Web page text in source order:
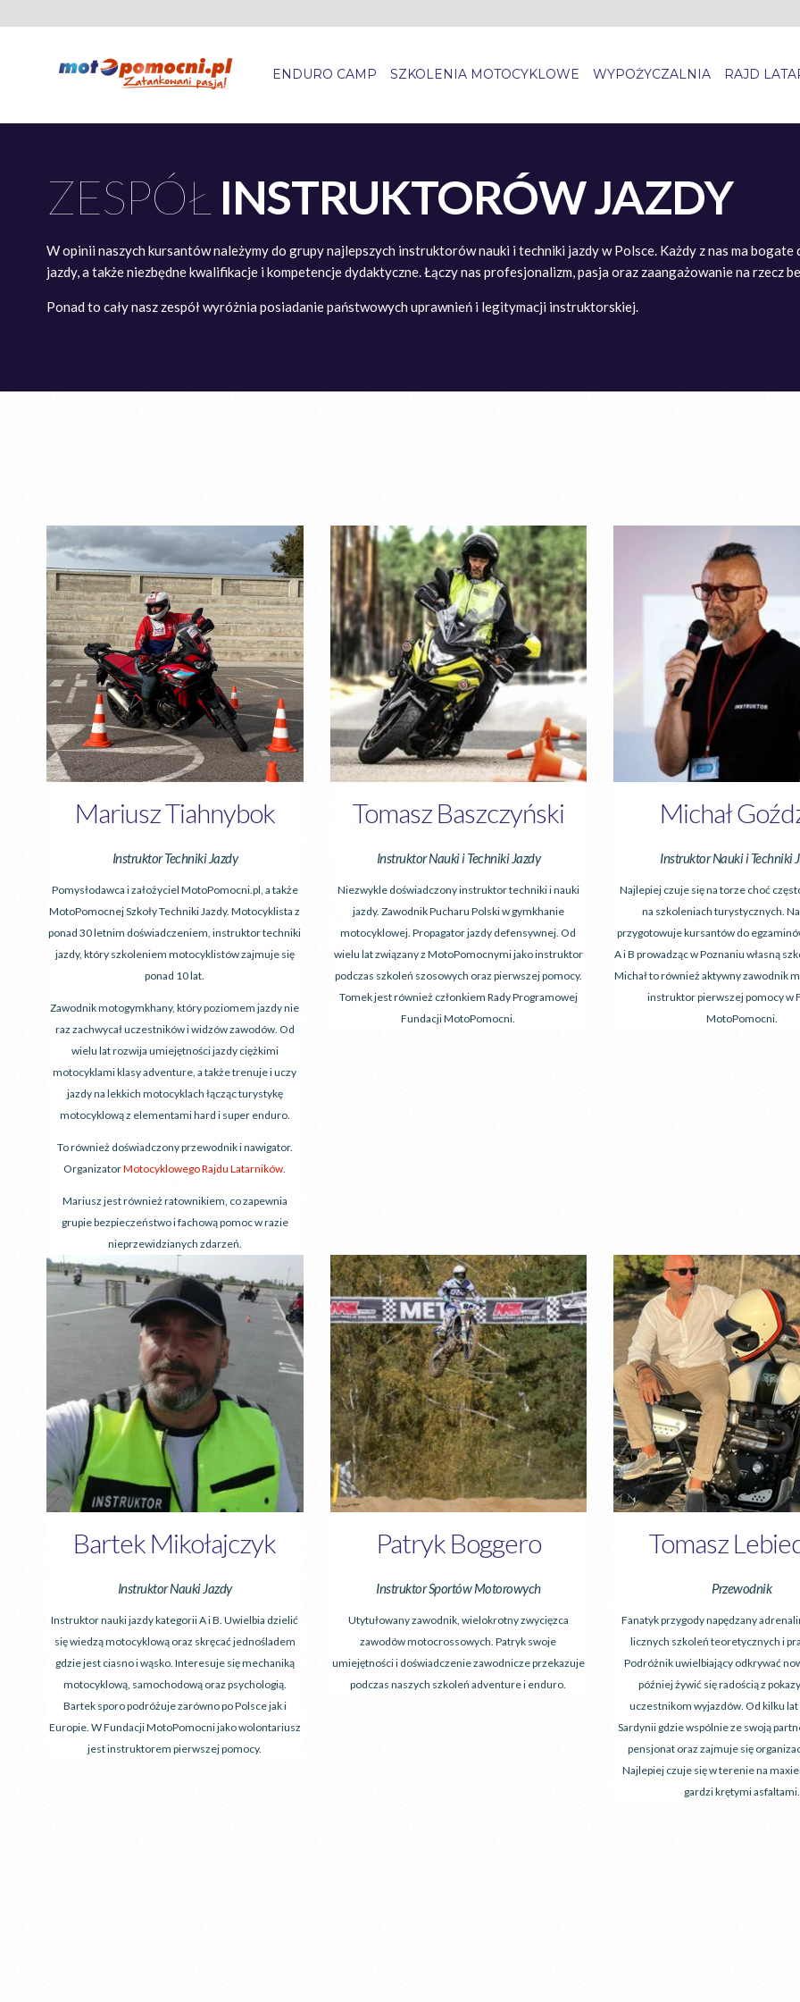
ENDURO CAMP SZKOLENIA MOTOCYKLOWE WYPOŻYCZALNIA RAJD
ZESPÓŁ INSTRUKTORÓW JAZDY
W opinii naszych kursantów należymy do grupy najlepszych instruktorów nauki i techniki jazdy w Polsce. Każdy z nas ma
jazdy, a także niezbędne kwalifikacje i kompetencje dydaktyczne. Łączy nas profesjonalizm, pasja oraz zaangażowanie na rzecz
Ponad to cały nasz zespół wyróżnia posiadanie państwowych uprawnień i legitymacji instruktorskiej.
Mariusz Tiahnybok
Instruktor Techniki Jazdy
Pomysłodawca i założyciel MotoPomocni.pl, a także
MotoPomocnej Szkoły Techniki Jazdy. Motocyklista z
ponad 30 letnim doświadczeniem, instruktor techniki
jazdy, który szkoleniem motocyklistów zajmuje się
ponad 10 lat.
Zawodnik motogymkhany, który poziomem jazdy nie
raz zachwycał uczestników i widzów zawodów. Od
wielu lat rozwija umiejętności jazdy ciężkimi
motocyklami klasy adventure, a także trenuje i uczy
jazdy na lekkich motocyklach łącząc turystykę
motocyklową z elementami hard i super enduro.
To również doświadczony przewodnik i nawigator.
OrganizatorMotocyklowego Rajdu Latarników.
Mariusz jest również ratownikiem, co zapewnia
grupie bezpieczeństwo i fachową pomoc w razie
nieprzewidzianych zdarzeń.
Tomasz Baszczyński
Instruktor Nauki i Techniki Jazdy
Niezwykle doświadczony instruktor techniki i nauki
jazdy. Zawodnik Pucharu Polski w gymkhanie
motocyklowej. Propagator jazdy defensywnej. Od
wielu lat związany z MotoPomocnymi jako instruktor
podczas szkoleń szosowych oraz pierwszej pomocy.
Tomek jest również członkiem Rady Programowej
Fundacji MotoPomocni.
Michał
Instruktor Nauki i Techniki
Najlepiej czuje się na torze choć
na szkoleniach turystycznych.
przygotowuje kursantów do
A i B prowadząc w Poznaniu własną
Michał to również aktywny zawodnik
instruktor pierwszej pomocy w
MotoPomocni.
Bartek Mikołajczyk
Instruktor Nauki Jazdy
Instruktor nauki jazdy kategorii A i B. Uwielbia dzielić
się wiedzą motocyklową oraz skręcać jednośladem
gdzie jest ciasno i wąsko. Interesuje się mechaniką
motocyklową, samochodową oraz psychologią.
Bartek sporo podróżuje zarówno po Polsce jak i
Europie. W Fundacji MotoPomocni jako wolontariusz
jest instruktorem pierwszej pomocy.
Patryk Boggero
Instruktor Sportów Motorowych
Utytułowany zawodnik, wielokrotny zwycięzca
zawodów motocrossowych. Patryk swoje
umiejętności i doświadczenie zawodnicze przekazuje
podczas naszych szkoleń adventure i enduro.
Tomasz
Przewodnik
Fanatyk przygody napędzany
licznych szkoleń teoretycznych i
Podróżnik uwielbiający odkrywać
później żywić się radością z
uczestnikom wyjazdów. Od kilku
Sardynii gdzie wspólnie ze swoją
pensjonat oraz zajmuje się
Najlepiej czuje się w terenie na
gardzi krętymi asfaltami.